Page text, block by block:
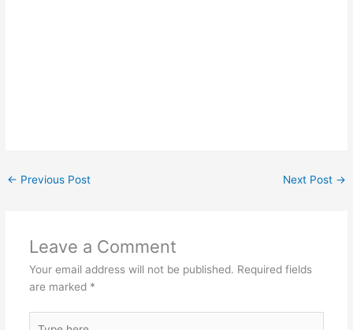
← Previous Post Next Post →
Leave a Comment
Your email address will not be published. Required fields
are marked *